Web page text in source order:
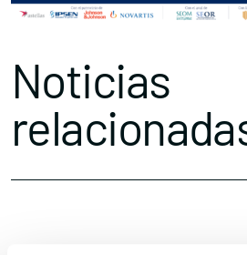
Noticias